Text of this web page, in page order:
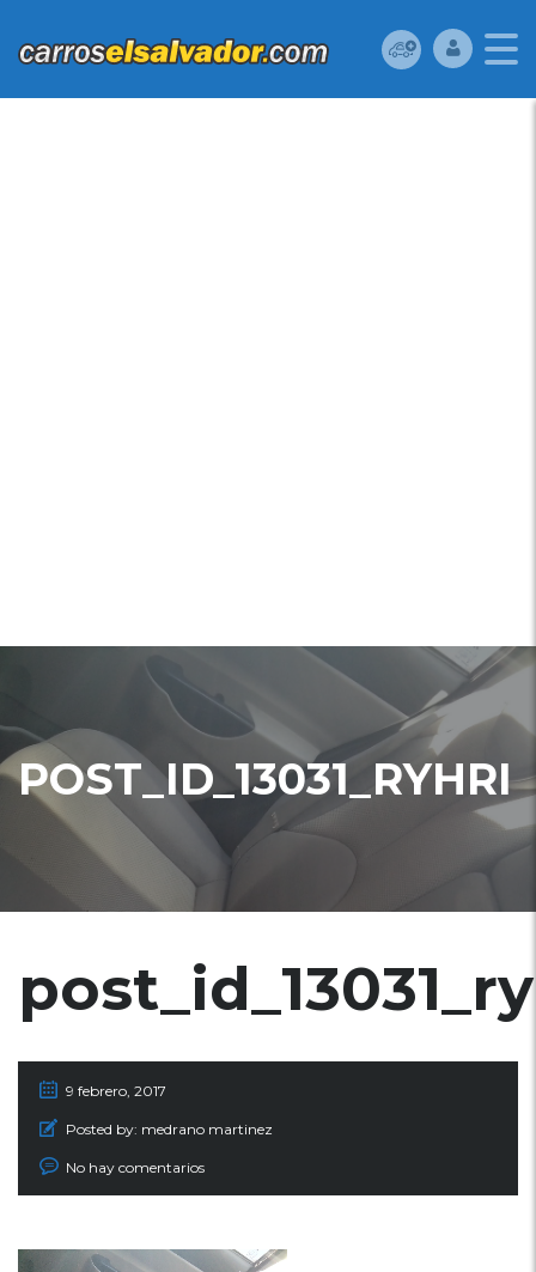
POST_ID_13031_RYHRI
9 febrero, 2017
Posted by: medrano martinez
No hay comentarios